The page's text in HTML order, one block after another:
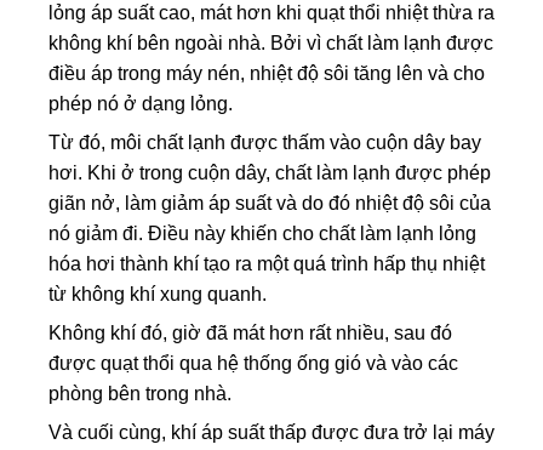
lỏng áp suất cao, mát hơn khi quạt thổi nhiệt thừa ra
không khí bên ngoài nhà. Bởi vì chất làm lạnh được
điều áp trong máy nén, nhiệt độ sôi tăng lên và cho
phép nó ở dạng lỏng.
Từ đó, môi chất lạnh được thấm vào cuộn dây bay
hơi. Khi ở trong cuộn dây, chất làm lạnh được phép
giãn nở, làm giảm áp suất và do đó nhiệt độ sôi của
nó giảm đi. Điều này khiến cho chất làm lạnh lỏng
hóa hơi thành khí tạo ra một quá trình hấp thụ nhiệt
từ không khí xung quanh.
Không khí đó, giờ đã mát hơn rất nhiều, sau đó
được quạt thổi qua hệ thống ống gió và vào các
phòng bên trong nhà.
Và cuối cùng, khí áp suất thấp được đưa trở lại máy